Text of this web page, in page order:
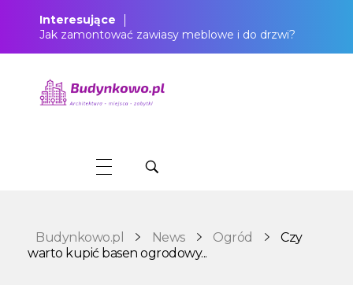
Interesujące
Jak zamontować zawiasy meblowe i do drzwi?
Budynkowo.pl News Ogród
Czy
warto kupić basen ogrodowy...